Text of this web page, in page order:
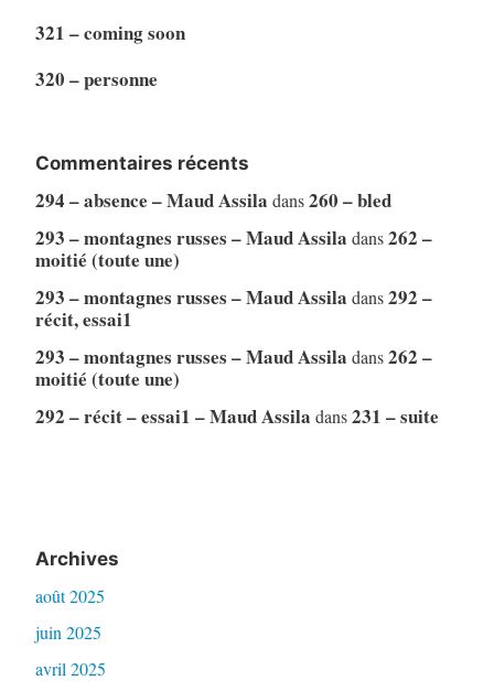
321 – coming soon
320 – personne
Commentaires récents
294 – absence – Maud Assila dans260 – bled
293 – montagnes russes – Maud Assila dans262 –
moitié (toute une)
293 – montagnes russes – Maud Assila dans292 –
récit, essai1
293 – montagnes russes – Maud Assila dans262 –
moitié (toute une)
292 – récit – essai1 – Maud Assila dans231 – suite
Archives
août 2025
juin 2025
avril 2025